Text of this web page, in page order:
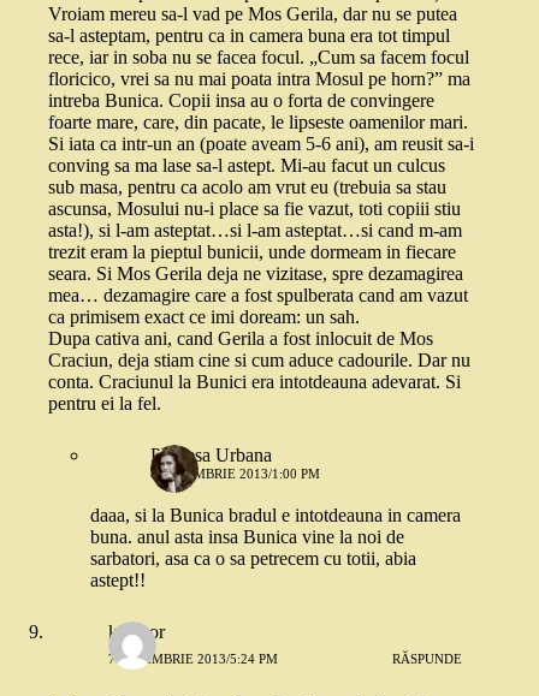
Vroiam mereu sa-l vad pe Mos Gerila, dar nu se putea
sa-l asteptam, pentru ca in camera buna era tot timpul
rece, iar in soba nu se facea focul. „Cum sa facem focul
floricico, vrei sa nu mai poata intra Mosul pe horn?” ma
intreba Bunica. Copii insa au o forta de convingere
foarte mare, care, din pacate, le lipseste oamenilor mari.
Si iata ca intr-un an (poate aveam 5-6 ani), am reusit sa-i
conving sa ma lase sa-l astept. Mi-au facut un culcus
sub masa, pentru ca acolo am vrut eu (trebuia sa stau
ascunsa, Mosului nu-i place sa fie vazut, toti copiii stiu
asta!), si l-am asteptat…si l-am asteptat…si cand m-am
trezit eram la pieptul bunicii, unde dormeam in fiecare
seara. Si Mos Gerila deja ne vizitase, spre dezamagirea
mea… dezamagire care a fost spulberata cand am vazut
ca primisem exact ce imi doream: un sah.
Dupa cativa ani, cand Gerila a fost inlocuit de Mos
Craciun, deja stiam cine si cum aduce cadourile. Dar nu
conta. Craciunul la Bunici era intotdeauna adevarat. Si
pentru ei la fel.
Printesa Urbana
8 NOIEMBRIE 2013/1:00 PM
daaa, si la Bunica bradul e intotdeauna in camera
buna. anul asta insa Bunica vine la noi de
sarbatori, asa ca o sa petrecem cu totii, abia
astept!!
kittysor
7 NOIEMBRIE 2013/5:24 PM RĂSPUNDE